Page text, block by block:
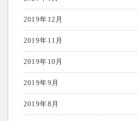
2019年12月
2019年11月
2019年10月
2019年9月
2019年8月